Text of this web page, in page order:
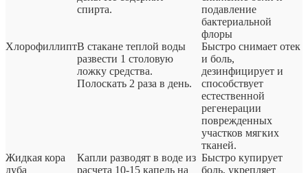
спирта.
подавление
бактериальной
флоры
ХлорофиллиптВ стакане теплой воды
развести 1 столовую
ложку средства.
Полоскать 2 раза в день.
Быстро снимает отек
и боль,
дезинфицирует и
способствует
естественной
регенерации
поврежденных
участков мягких
тканей.
Жидкая кора
дуба
Капли разводят в воде из
расчета 10-15 капель на
Быстро купирует
боль, укрепляет